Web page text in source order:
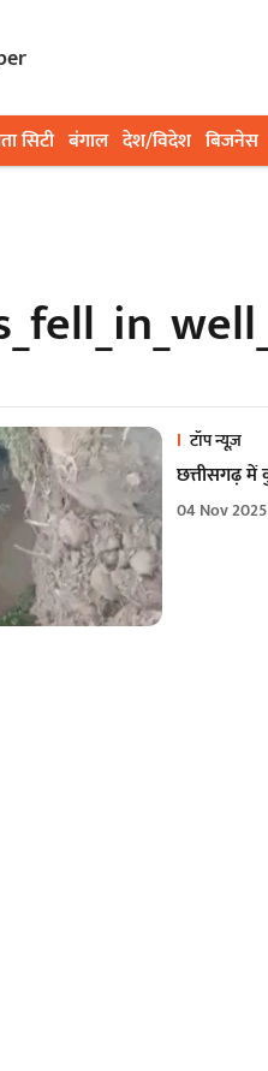
सिटी बंगाल देश/विदेश बिजनेस
टॉप न्यूज़
छत्तीसगढ़ में
04 Nov 2025